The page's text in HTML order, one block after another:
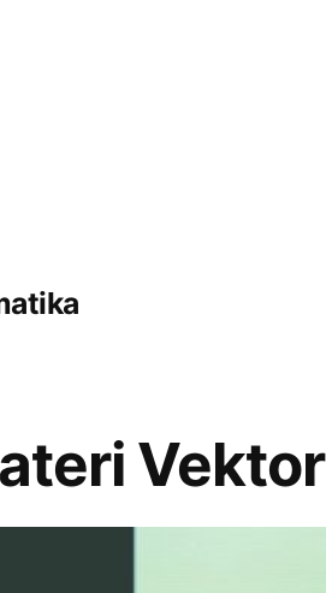
Vektor